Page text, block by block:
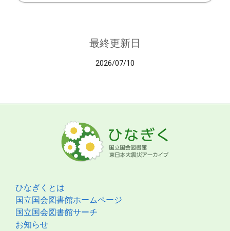
最終更新日
2026/07/10
ひなぎくとは
国立国会図書館ホームページ
国立国会図書館サーチ
お知らせ